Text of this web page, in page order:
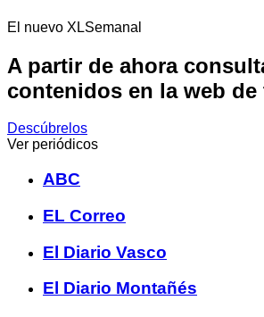
El nuevo XLSemanal
A partir de ahora
contenidos en la web
Descúbrelos
Ver periódicos
ABC
EL Correo
El Diario Vasco
El Diario Montañés